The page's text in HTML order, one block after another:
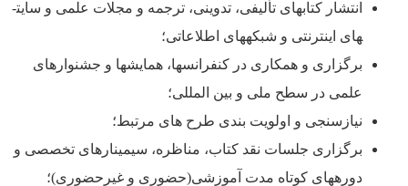
انتشار کتابهای تألیفی، تدوینی، ترجمه و مجلات علمی و سایت­
های اینترنتی و شبکه­های اطلاعاتی؛
برگزاری و همکاری در کنفرانس­ها، همایش­ها و جشنوارهای
علمی در سطح ملی و بین المللی؛
نیازسنجی و اولویت بندی طرح های مرتبط؛
برگزاری جلسات نقد کتاب، مناظره، سیمینارهای تخصصی و
دوره­های کوتاه مدت آموزشی(حضوری و غیرحضوری)؛